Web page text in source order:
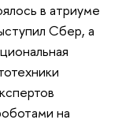
в атриуме
Сбер, а
на